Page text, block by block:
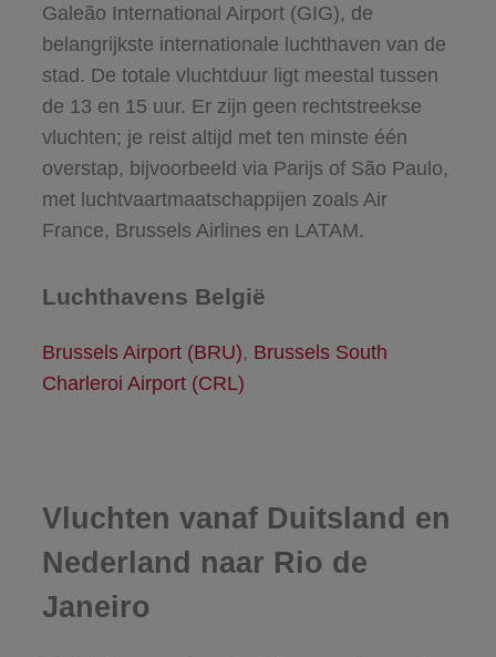
Galeão International Airport (GIG), de
belangrijkste internationale luchthaven van de
stad. De totale vluchtduur ligt meestal tussen
de 13 en 15 uur. Er zijn geen rechtstreekse
vluchten; je reist altijd met ten minste één
overstap, bijvoorbeeld via Parijs of São Paulo,
met luchtvaartmaatschappijen zoals Air
France, Brussels Airlines en LATAM.
Luchthavens België
Brussels Airport (BRU), Brussels South
Charleroi Airport (CRL)
Vluchten vanaf Duitsland en
Nederland naar Rio de
Janeiro